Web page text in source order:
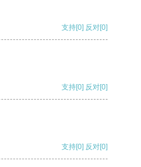
支持[0] 反对[0]
支持[0] 反对[0]
支持[0] 反对[0]